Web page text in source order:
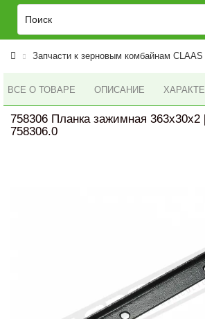
Запчасти к зерновым комбайнам CLAAS
ВСЕ О ТОВАРЕ ОПИСАНИЕ
758306 Планка зажимная 363x30x2
758306.0